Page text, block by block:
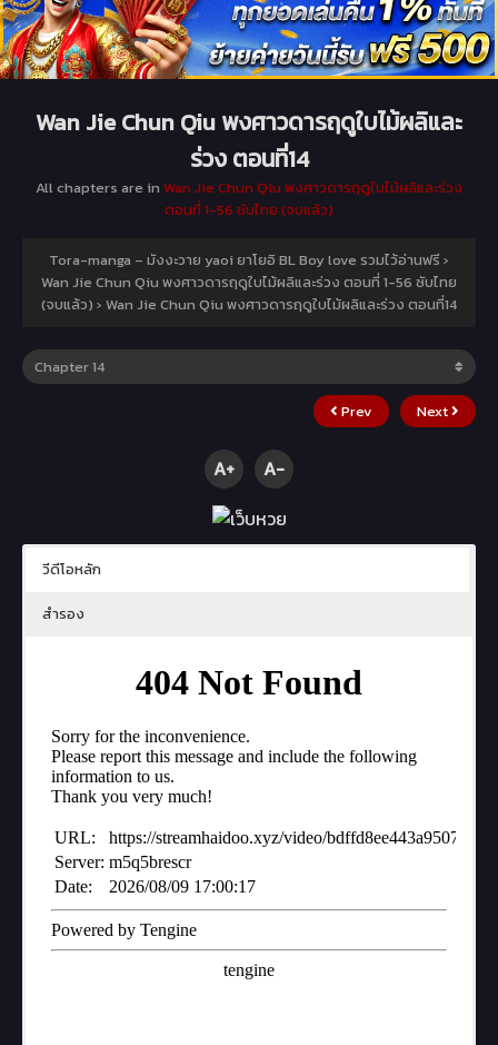
Wan Jie Chun Qiu พงศาวดารฤดูใบไม้ผลิและ
ร่วง ตอนที่14
All chapters are in Wan Jie Chun Qiu พงศาวดารฤดูใบไม้ผลิและร่วง
ตอนที่ 1-56 ซับไทย (จบแล้ว)
Tora-manga – มังงะวาย yaoi ยาโยอิ BL Boy love รวมไว้อ่านฟรี ›
Wan Jie Chun Qiu พงศาวดารฤดูใบไม้ผลิและร่วง ตอนที่ 1-56 ซับไทย
(จบแล้ว) › Wan Jie Chun Qiu พงศาวดารฤดูใบไม้ผลิและร่วง ตอนที่14
Prev Next
A+ A-
วีดีโอหลัก
สำรอง